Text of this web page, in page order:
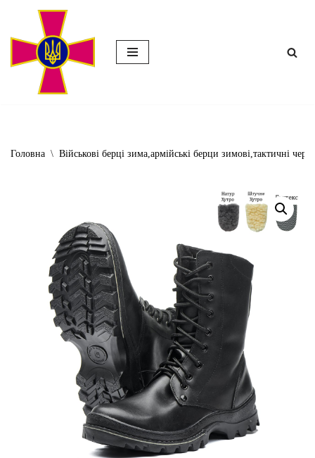
Перейти
Головна \ Військові берці зима,армійські берци зимові,тактичні